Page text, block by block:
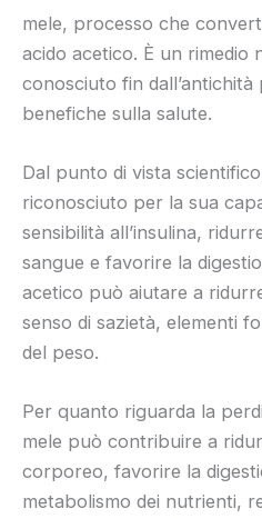
mele, processo che
acido acetico. È un rimedio
conosciuto fin
benefiche sulla salute.
Dal punto di vista
riconosciuto per la sua
sensibilità all’insulina,
sangue e favorire la
acetico può aiutare a
senso di sazietà, elementi
del peso.
Per quanto riguarda la
mele può contribuire a
corporeo, favorire la
metabolismo dei nutrienti,